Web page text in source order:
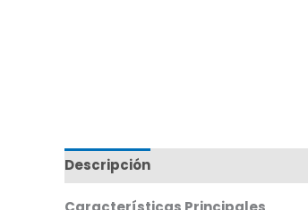
Descripción